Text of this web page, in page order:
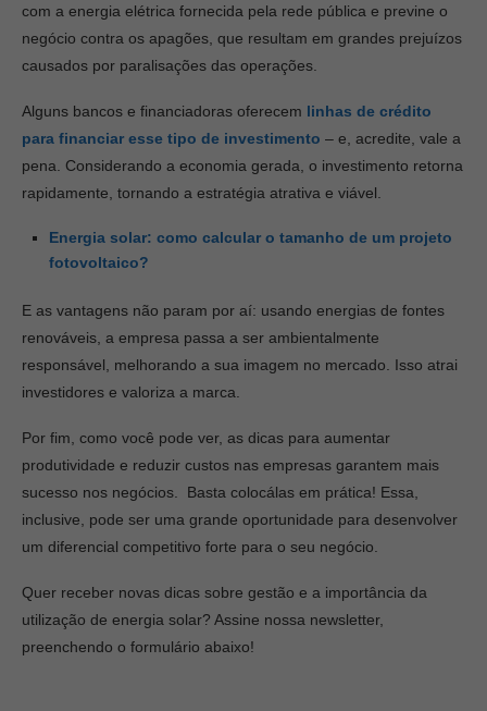
com a energia elétrica fornecida pela rede pública e previne o
negócio contra os apagões, que resultam em grandes prejuízos
causados por paralisações das operações.
Alguns bancos e financiadoras oferecem linhas de crédito
para financiar esse tipo de investimento – e, acredite, vale a
pena. Considerando a economia gerada, o investimento retorna
rapidamente, tornando a estratégia atrativa e viável.
Energia solar: como calcular o tamanho de um projeto
fotovoltaico?
E as vantagens não param por aí: usando energias de fontes
renováveis, a empresa passa a ser ambientalmente
responsável, melhorando a sua imagem no mercado. Isso atrai
investidores e valoriza a marca.
Por fim, como você pode ver, as dicas para aumentar
produtividade e reduzir custos nas empresas garantem mais
sucesso nos negócios. Basta colocálas em prática! Essa,
inclusive, pode ser uma grande oportunidade para desenvolver
um diferencial competitivo forte para o seu negócio.
Quer receber novas dicas sobre gestão e a importância da
utilização de energia solar? Assine nossa newsletter,
preenchendo o formulário abaixo!